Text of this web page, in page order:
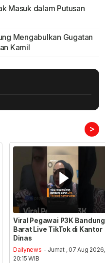
Masuk dalam Putusan
Mengabulkan Gugatan
Kamil
>
Viral Pegawai P3K Bandung
Barat Live TikTok di Kantor
Dinas
Dailynews - Jumat , 07 Aug 2026,
20:15 WIB